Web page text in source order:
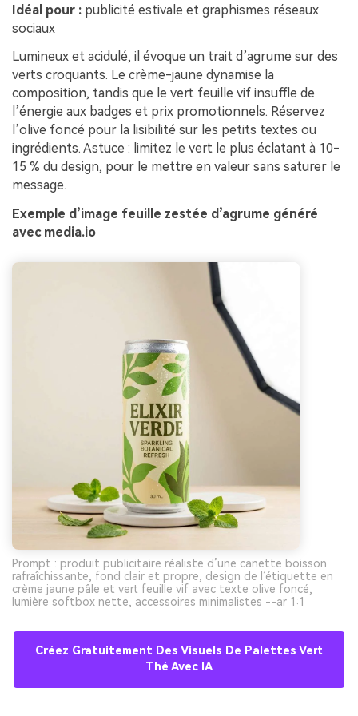
Idéal pour : publicité estivale et graphismes réseaux
sociaux
Lumineux et acidulé, il évoque un trait d’agrume sur des
verts croquants. Le crème-jaune dynamise la
composition, tandis que le vert feuille vif insuffle de
l’énergie aux badges et prix promotionnels. Réservez
l’olive foncé pour la lisibilité sur les petits textes ou
ingrédients. Astuce : limitez le vert le plus éclatant à 10-
15 % du design, pour le mettre en valeur sans saturer le
message.
Exemple d’image feuille zestée d’agrume généré
avec media.io
Prompt : produit publicitaire réaliste d’une canette boisson
rafraîchissante, fond clair et propre, design de l’étiquette en
crème jaune pâle et vert feuille vif avec texte olive foncé,
lumière softbox nette, accessoires minimalistes --ar 1:1
Créez Gratuitement Des Visuels De Palettes Vert
Thé Avec IA